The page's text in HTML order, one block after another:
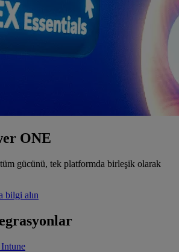
ONE
gücünü, tek platformda birleşik olarak
bilgi alın